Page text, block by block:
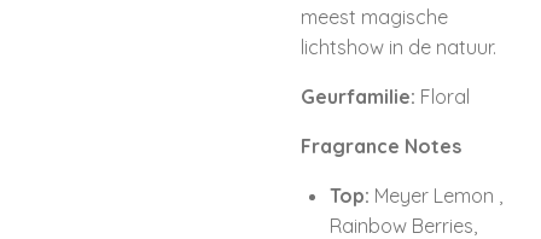
meest magische
lichtshow in de natuur.
Geurfamilie: Floral
Fragrance Notes
Top: Meyer Lemon ,
Rainbow Berries,